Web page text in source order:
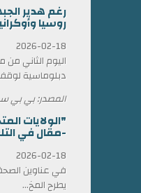
رغم هدير
روسيا
2026-02-18
اليوم الثاني
دبلوماسية
المصدر: بي بي
"الولايات
-مقال في
2026-02-18
يطرح المخ...